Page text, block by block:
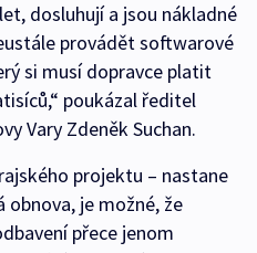
dosluhují a jsou nákladné
provádět softwarové
si musí dopravce platit
poukázal ředitel
Vary Zdeněk Suchan.
projektu – nastane
je možné, že
přece jenom